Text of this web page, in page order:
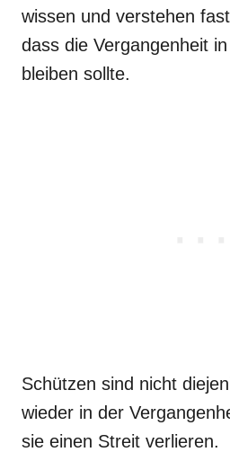
wissen und verstehen
dass die Vergangenheit
bleiben sollte.
Schützen sind nicht
wieder in der
sie einen Streit verlieren.